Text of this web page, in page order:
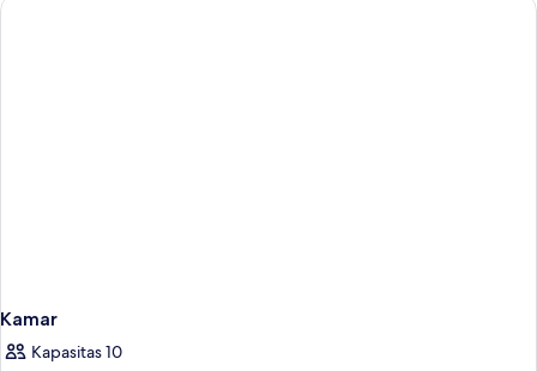
Kamar
Kapasitas 10